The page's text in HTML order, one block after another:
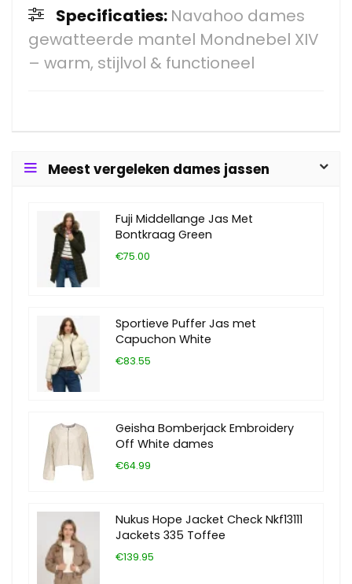
Specificaties: Navahoo dames
gewatteerde mantel Mondnebel XIV
– warm, stijlvol & functioneel
Meest vergeleken dames jassen
Fuji Middellange Jas Met
Bontkraag Green
€75.00
Sportieve Puffer Jas met
Capuchon White
€83.55
Geisha Bomberjack Embroidery
Off White dames
€64.99
Nukus Hope Jacket Check Nkf13111
Jackets 335 Toffee
€139.95